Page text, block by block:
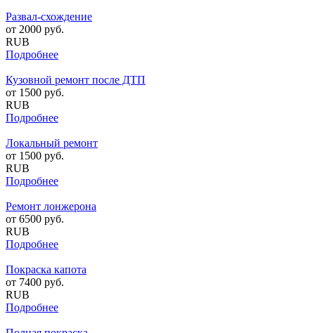
Развал-схождение
от 2000 руб.
RUB
Подробнее
Кузовной ремонт после ДТП
от 1500 руб.
RUB
Подробнее
Локальный ремонт
от 1500 руб.
RUB
Подробнее
Ремонт лонжерона
от 6500 руб.
RUB
Подробнее
Покраска капота
от 7400 руб.
RUB
Подробнее